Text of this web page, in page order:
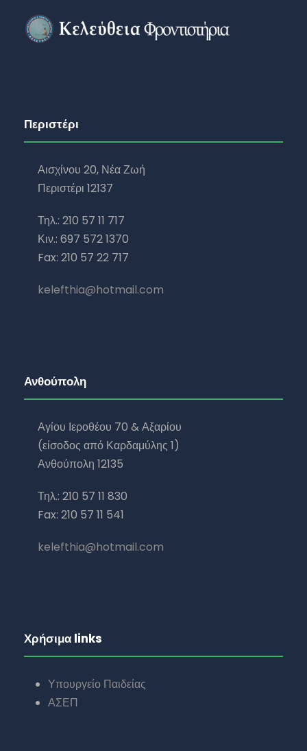
Περιστέρι
Αισχίνου 20, Νέα Ζωή
Περιστέρι 12137
Τηλ.: 210 57 11 717
Κιν.: 697 572 1370
Fax: 210 57 22 717
kelefthia@hotmail.com
Ανθούπολη
Αγίου Ιεροθέου 70 & Αξαρίου
(είσοδος από Καρδαμύλης 1)
Ανθούπολη 12135
Τηλ.: 210 57 11 830
Fax: 210 57 11 541
kelefthia@hotmail.com
Χρήσιμα links
Υπουργείο Παιδείας
ΑΣΕΠ